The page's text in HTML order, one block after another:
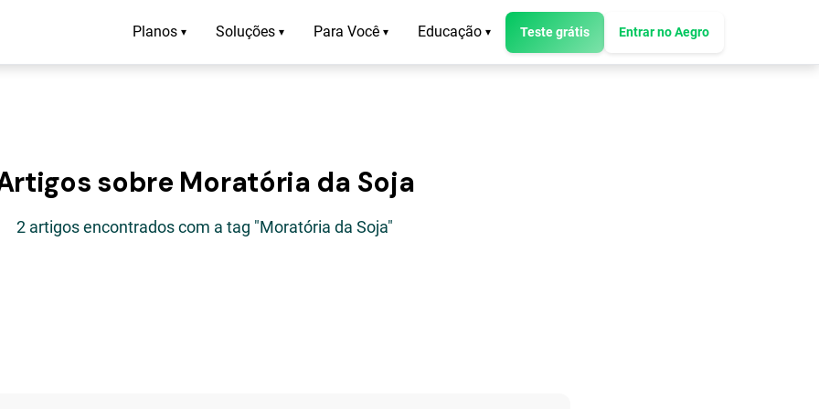
Planos ▾ Soluções ▾ Para Você ▾ Educação ▾ Teste grátis Entrar no Aegro
sobre Moratória da Soja
2 artigos encontrados com a tag "Moratória da Soja"